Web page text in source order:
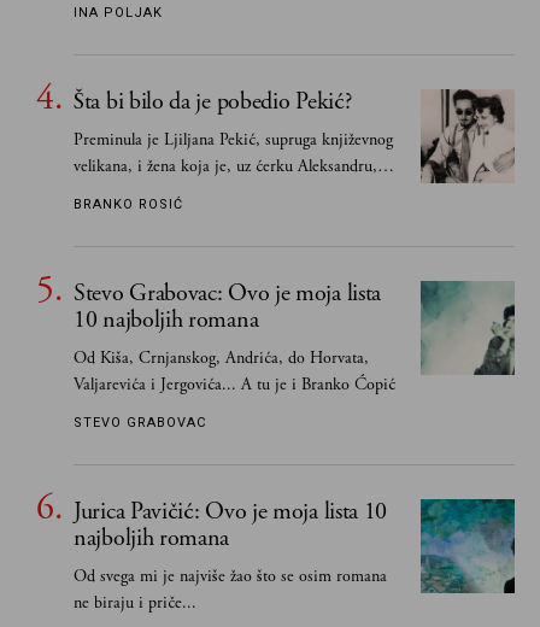
INA POLJAK
Šta bi bilo da je pobedio Pekić?
Preminula je Ljiljana Pekić, supruga književnog
velikana, i žena koja je, uz ćerku Aleksandru,
vodila računa o zaostavštini pisca. Ovu priču o
poznavale
BRANKO ROSIĆ
Stevo Grabovac: Ovo je moja lista
10 najboljih romana
Od Kiša, Crnjanskog, Andrića, do Horvata,
Valjarevića i Jergovića... A tu je i Branko Ćopić
STEVO GRABOVAC
Jurica Pavičić: Ovo je moja lista 10
najboljih romana
Od svega mi je najviše žao što se osim romana
ne biraju i priče...